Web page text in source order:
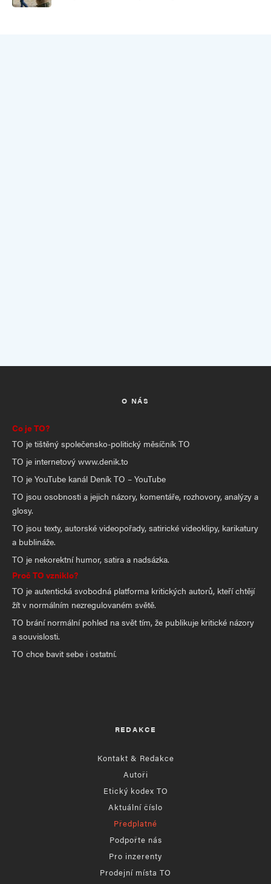
O NÁS
Co je TO?
TO je tištěný společensko-politický měsíčník TO
TO je internetový www.denik.to
TO je YouTube kanál Deník TO – YouTube
TO jsou osobnosti a jejich názory, komentáře, rozhovory, analýzy a
glosy.
TO jsou texty, autorské videopořady, satirické videoklipy, karikatury
a bublináže.
TO je nekorektní humor, satira a nadsázka.
Proč TO vzniklo?
TO je autentická svobodná platforma kritických autorů, kteří chtějí
žít v normálním nezregulovaném světě.
TO brání normální pohled na svět tím, že publikuje kritické názory
a souvislosti.
TO chce bavit sebe i ostatní.
REDAKCE
Kontakt & Redakce
Autoři
Etický kodex TO
Aktuální číslo
Předplatné
Podpořte nás
Pro inzerenty
Prodejní místa TO